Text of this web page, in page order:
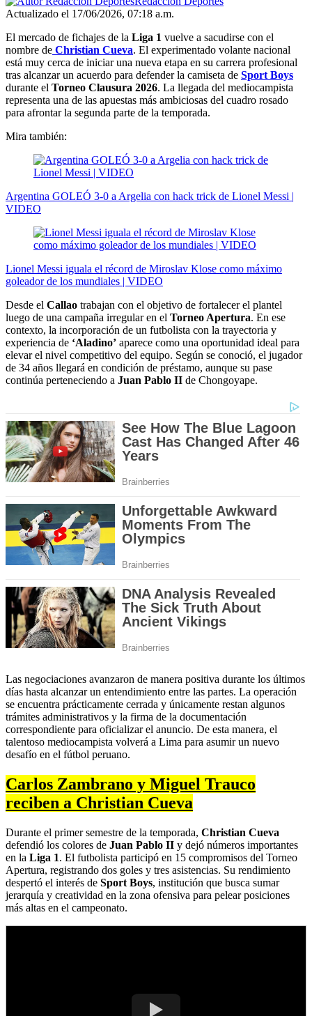
Actualizado el 17/06/2026, 07:18 a.m.
El mercado de fichajes de la Liga 1 vuelve a sacudirse con el
nombre de Christian Cueva. El experimentado volante nacional
está muy cerca de iniciar una nueva etapa en su carrera profesional
tras alcanzar un acuerdo para defender la camiseta de Sport Boys
durante el Torneo Clausura 2026. La llegada del mediocampista
representa una de las apuestas más ambiciosas del cuadro rosado
para afrontar la segunda parte de la temporada.
Mira también:
Argentina GOLEÓ 3-0 a Argelia con hack trick de Lionel Messi |
VIDEO
Lionel Messi iguala el récord de Miroslav Klose como máximo
goleador de los mundiales | VIDEO
Desde el Callao trabajan con el objetivo de fortalecer el plantel
luego de una campaña irregular en el Torneo Apertura. En ese
contexto, la incorporación de un futbolista con la trayectoria y
experiencia de ‘Aladino’ aparece como una oportunidad ideal para
elevar el nivel competitivo del equipo. Según se conoció, el jugador
de 34 años llegará en condición de préstamo, aunque su pase
continúa perteneciendo a Juan Pablo II de Chongoyape.
Las negociaciones avanzaron de manera positiva durante los últimos
días hasta alcanzar un entendimiento entre las partes. La operación
se encuentra prácticamente cerrada y únicamente restan algunos
trámites administrativos y la firma de la documentación
correspondiente para oficializar el anuncio. De esta manera, el
talentoso mediocampista volverá a Lima para asumir un nuevo
desafío en el fútbol peruano.
Carlos Zambrano y Miguel Trauco
reciben a Christian Cueva
Durante el primer semestre de la temporada, Christian Cueva
defendió los colores de Juan Pablo II y dejó números importantes
en la Liga 1. El futbolista participó en 15 compromisos del Torneo
Apertura, registrando dos goles y tres asistencias. Su rendimiento
despertó el interés de Sport Boys, institución que busca sumar
jerarquía y creatividad en la zona ofensiva para pelear posiciones
más altas en el campeonato.